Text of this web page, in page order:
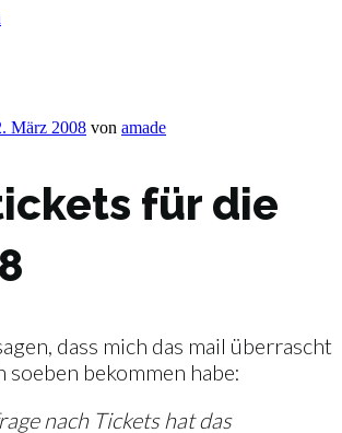
März 2008 von amade
für die
dass mich das mail überrascht
soeben bekommen habe:
nach Tickets hat das